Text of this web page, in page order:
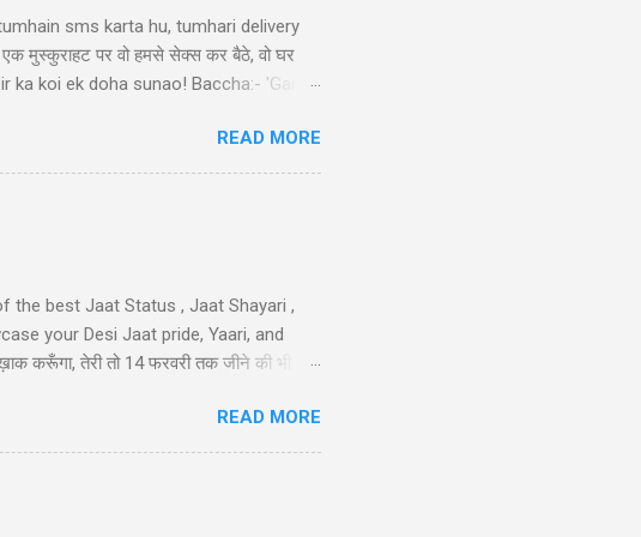
sms karta hu, tumhari delivery
मुस्कुराहट पर वो हमसे सेक्स कर बैठे, वो घर
ka koi ek doha sunao! Baccha:- 'Ganga
thodasa nimbu kya nichod diya,
तुम आरजू तो करो मोहब्बत की, हम इतने भी गरीब
pyalo ko piya nahi ka...
READ MORE
the best Jaat Status , Jaat Shayari ,
your Desi Jaat pride, Yaari, and
करूँगा, तेरी तो 14 फरवरी तक जीने की भी
उन कामा का फैन है..!! 40-Jaat-Jat-Jatt !!
READ MORE